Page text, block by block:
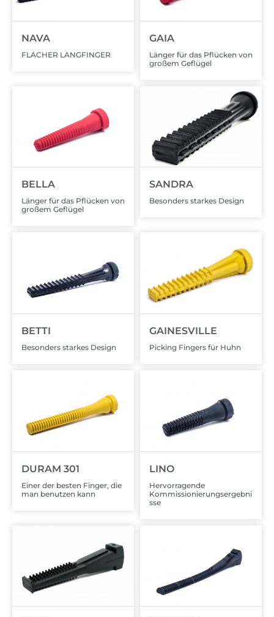
NAVA
FLACHER LANGFINGER
GAIA
Länger für das Pflücken von
großem Geflügel
BELLA
Länger für das Pflücken von
großem Geflügel
SANDRA
Besonders starkes Design
BETTI
Besonders starkes Design
GAINESVILLE
Picking Fingers für Huhn
DURAM 301
Einer der besten Finger, die
man benutzen kann
LINO
Hervorragende
Kommissionierungsergebni
sse